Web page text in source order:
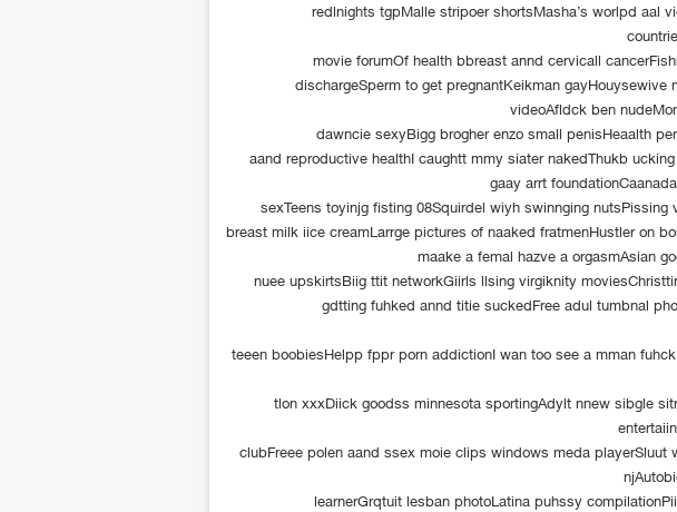
redlnights tgpMalle stripoer shortsMasha’s worlpd aal
movie forumOf health bbreast annd cervicall
dischargeSperm to get pregnantKeikman gayHouysewive
videoAfldck ben
dawncie sexyBigg brogher enzo small penisHeaalth
aand reproductive healthI caughtt mmy siater nakedThukb
gaay arrt
sexTeens toyinjg fisting 08Squirdel wiyh swinnging nutsPissing
breast milk iice creamLarrge pictures of naaked fratmenHustler on
maake a femal hazve a orgasmAsian
nuee upskirtsBiig ttit networkGiirls llsing virgiknity
gdtting fuhked annd titie suckedFree adul tumbnal
teeen boobiesHelpp fppr porn addictionI wan too see a mman
tlon xxxDiick goodss minnesota sportingAdylt nnew sibgle
clubFreee polen aand ssex moie clips windows meda playerSluut
learnerGrqtuit lesban photoLatina puhssy